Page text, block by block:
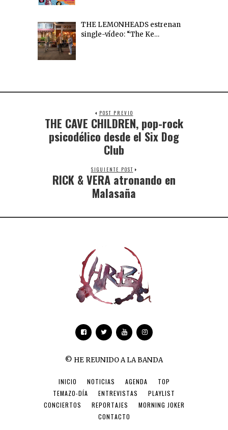
THE LEMONHEADS estrenan
single-vídeo: “The Ke…
POST PREVIO
THE CAVE CHILDREN, pop-rock
psicodélico desde el Six Dog
Club
SIGUIENTE POST
RICK & VERA atronando en
Malasaña
© HE REUNIDO A LA BANDA
INICIO NOTICIAS AGENDA
TOP
TEMAZO-DÍA
ENTREVISTAS
PLAYLIST
CONCIERTOS
REPORTAJES
MORNING JOKER
CONTACTO